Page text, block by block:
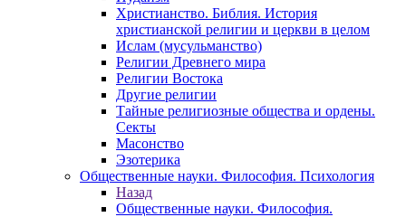
Христианство. Библия. История
христианской религии и церкви в целом
Ислам (мусульманство)
Религии Древнего мира
Религии Востока
Другие религии
Тайные религиозные общества и ордены.
Секты
Масонство
Эзотерика
Общественные науки. Философия. Психология
Назад
Общественные науки. Философия.